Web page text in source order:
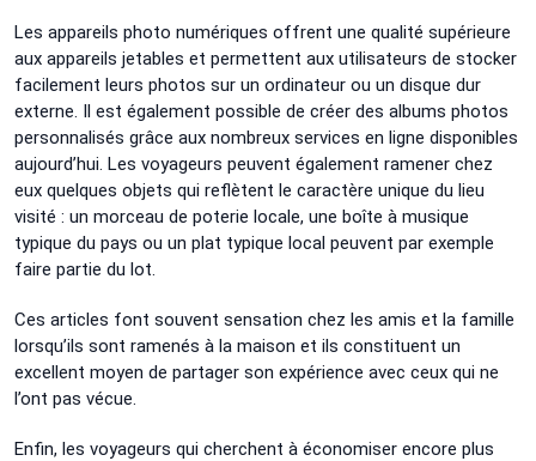
Les appareils photo numériques offrent une qualité supérieure
aux appareils jetables et permettent aux utilisateurs de stocker
facilement leurs photos sur un ordinateur ou un disque dur
externe. Il est également possible de créer des albums photos
personnalisés grâce aux nombreux services en ligne disponibles
aujourd’hui. Les voyageurs peuvent également ramener chez
eux quelques objets qui reflètent le caractère unique du lieu
visité : un morceau de poterie locale, une boîte à musique
typique du pays ou un plat typique local peuvent par exemple
faire partie du lot.
Ces articles font souvent sensation chez les amis et la famille
lorsqu’ils sont ramenés à la maison et ils constituent un
excellent moyen de partager son expérience avec ceux qui ne
l’ont pas vécue.
Enfin, les voyageurs qui cherchent à économiser encore plus